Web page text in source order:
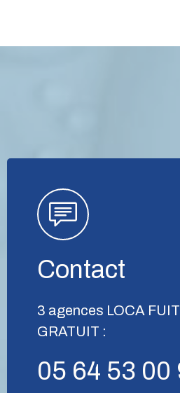
Contact
3 agences LOCA
GRATUIT :
05 64 53 00